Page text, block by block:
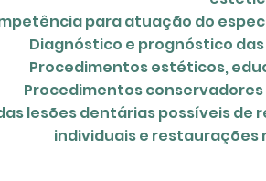
para atuação do
das
estéticos,
da
dentárias possíveis de